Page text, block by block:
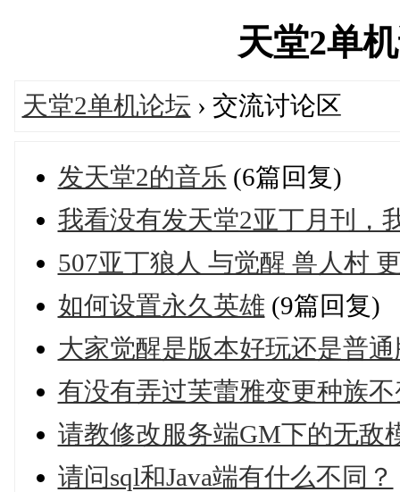
天堂2单
天堂2单机论坛 › 交流讨论区
发天堂2的音乐 (6篇回复)
我看没有发天堂2亚丁月刊，
507亚丁狼人 与觉醒 兽人村
如何设置永久英雄(9篇回复)
大家觉醒是版本好玩还是普
有没有弄过芙蕾雅变更种族
请教修改服务端GM下的无敌
请问sql和Java端有什么不同？